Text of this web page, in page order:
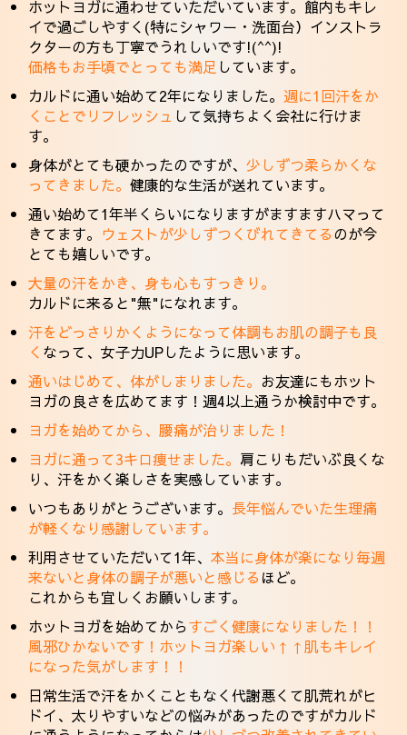
ホットヨガに通わせていただいています。館内もキレ
イで過ごしやすく(特にシャワー・洗面台）インストラ
クターの方も丁寧でうれしいです!(^^)!
価格もお手頃でとっても満足 しています。
カルドに通い始めて2年になりました。週に1回汗をか
くことでリフレッシュ して気持ちよく会社に行けま
す。
身体がとても硬かったのですが、少しずつ柔らかくな
ってきました。健康的な生活が送れています。
通い始めて1年半くらいになりますがますますハマって
きてます。 ウェストが少しずつくびれてきてるのが今
とても嬉しいです。
大量の汗をかき、身も心もすっきり。
カルドに来ると"無"になれます。
汗をどっさりかくようになって体調もお肌の調子も良
く なって、女子力UPしたように思います。
通いはじめて、体がしまりました。 お友達にもホット
ヨガの良さを広めてます！週4以上通うか検討中です。
ヨガを始めてから、腰痛が治りました！
ヨガに通って3キロ痩せました。 肩こりもだいぶ良くな
り、汗をかく楽しさを実感しています。
いつもありがとうございます。 長年悩んでいた生理痛
が軽くなり感謝しています。
利用させていただいて1年、本当に身体が楽になり毎週
来ないと身体の調子が悪いと感じる ほど。
これからも宜しくお願いします。
ホットヨガを始めてからすごく健康になりました！！
風邪ひかないです！ホットヨガ楽しい↑↑肌もキレイ
になった気がします！！
日常生活で汗をかくこともなく代謝悪くて肌荒れがヒ
ドイ、太りやすいなどの悩みがあったのですがカルド